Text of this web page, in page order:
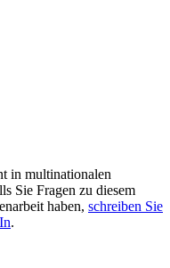
in multinationalen
Sie Fragen zu diesem
haben, schreiben Sie
.